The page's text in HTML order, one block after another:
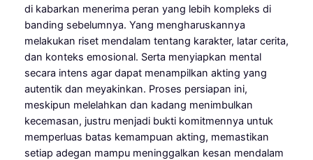
di kabarkan menerima peran yang lebih kompleks di
banding sebelumnya. Yang mengharuskannya
melakukan riset mendalam tentang karakter, latar cerita,
dan konteks emosional. Serta menyiapkan mental
secara intens agar dapat menampilkan akting yang
autentik dan meyakinkan. Proses persiapan ini,
meskipun melelahkan dan kadang menimbulkan
kecemasan, justru menjadi bukti komitmennya untuk
memperluas batas kemampuan akting, memastikan
setiap adegan mampu meninggalkan kesan mendalam